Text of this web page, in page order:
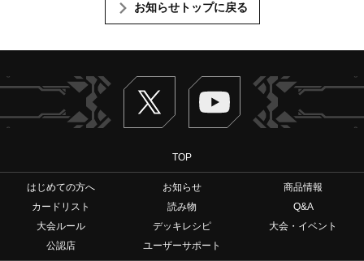
お知らせトップに戻る
Twitter ヴァンガードch
TOP
はじめての方へ お知らせ
商品情報
カードリスト
読み物
Q&A
大会ルール
デッキレシピ
大会・イベント
公認店
ユーザーサポート